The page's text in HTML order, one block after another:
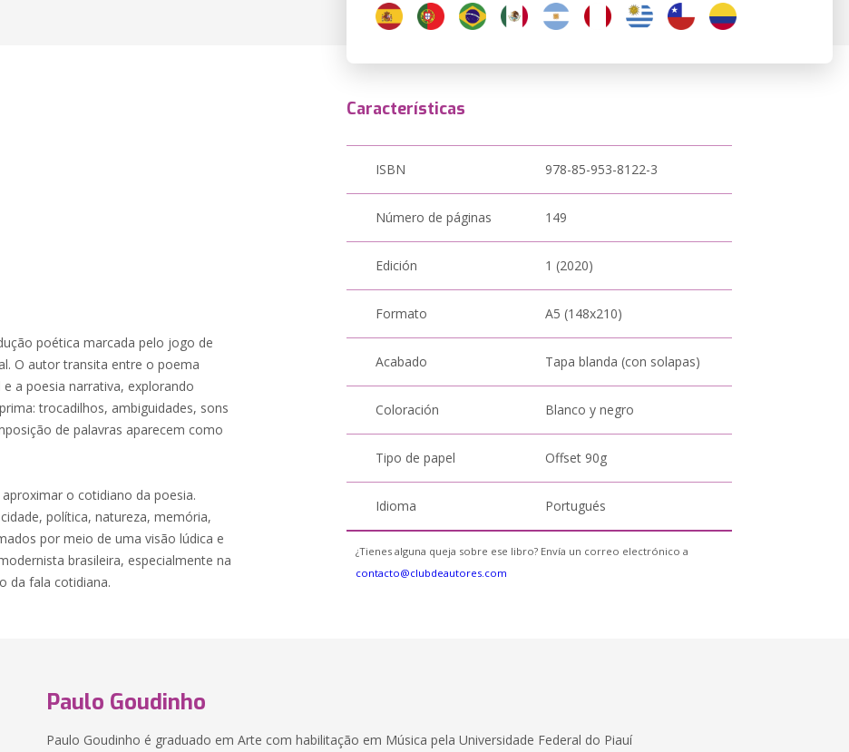
poética marcada pelo jogo de
O autor transita entre o poema
a poesia narrativa, explorando
trocadilhos, ambiguidades, sons
de palavras aparecem como
o cotidiano da poesia.
política, natureza, memória,
por meio de uma visão lúdica e
brasileira, especialmente na
da fala cotidiana.
Características
ISBN 978-85-953-8122-3
Número de páginas 149
Edición 1 (2020)
Formato A5 (148x210)
Acabado Tapa blanda (con solapas)
Coloración Blanco y negro
Tipo de papel Offset 90g
Idioma Portugués
¿Tienes alguna queja sobre ese libro? Envía un correo electrónico a
contacto@clubdeautores.com
Paulo Goudinho
Paulo Goudinho é graduado em Arte com habilitação em Música pela Universidade Federal do Piauí